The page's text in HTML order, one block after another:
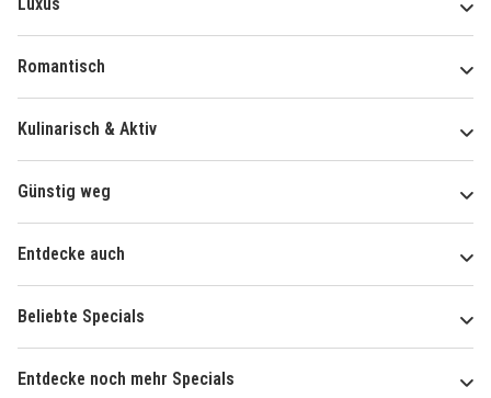
Romantisch
Kulinarisch & Aktiv
Günstig weg
Entdecke auch
Beliebte Specials
Entdecke noch mehr Specials